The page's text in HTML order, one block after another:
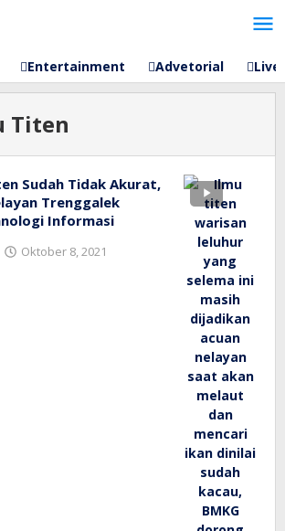
Entertainment Advetorial Live
Titen
Sudah Tidak Akurat,
Trenggalek
Informasi
Oktober 8, 2021